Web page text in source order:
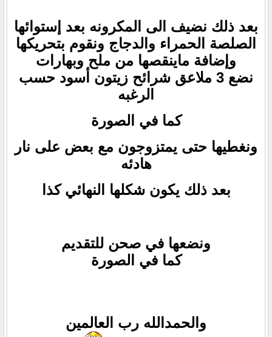
بعد ذلك نضيف الى المكرونه بعد إستوائها
الصلصة الحمراء والدجاج ونقوم بتحريكها
وإضافة ماينقصها من ملح وبهارات
نضع 3 ملاعق شرائح زيتون أسود حسب
الرغبه
كما في الصورة
ونغطيها حتى يمتزوجون مع بعض على نار
هادئه
بعد ذلك يكون شكلها النهائي كذا
ونضعها في صحن للتقديم
كما في الصورة
والحمدالله رب العالمين